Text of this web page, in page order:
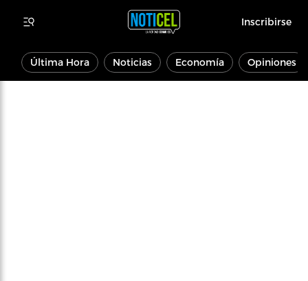
Inscribirse
Última Hora Noticias Economía Opiniones